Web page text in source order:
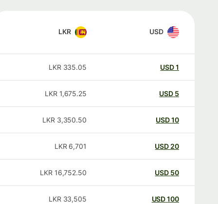
USD
LKR
USD
335.05
LKR
USD
1,675.25
LKR
USD
3,350.50
LKR
20
USD
6,701
LKR
50
USD
16,752.50
LKR
100
USD
33,505
LKR